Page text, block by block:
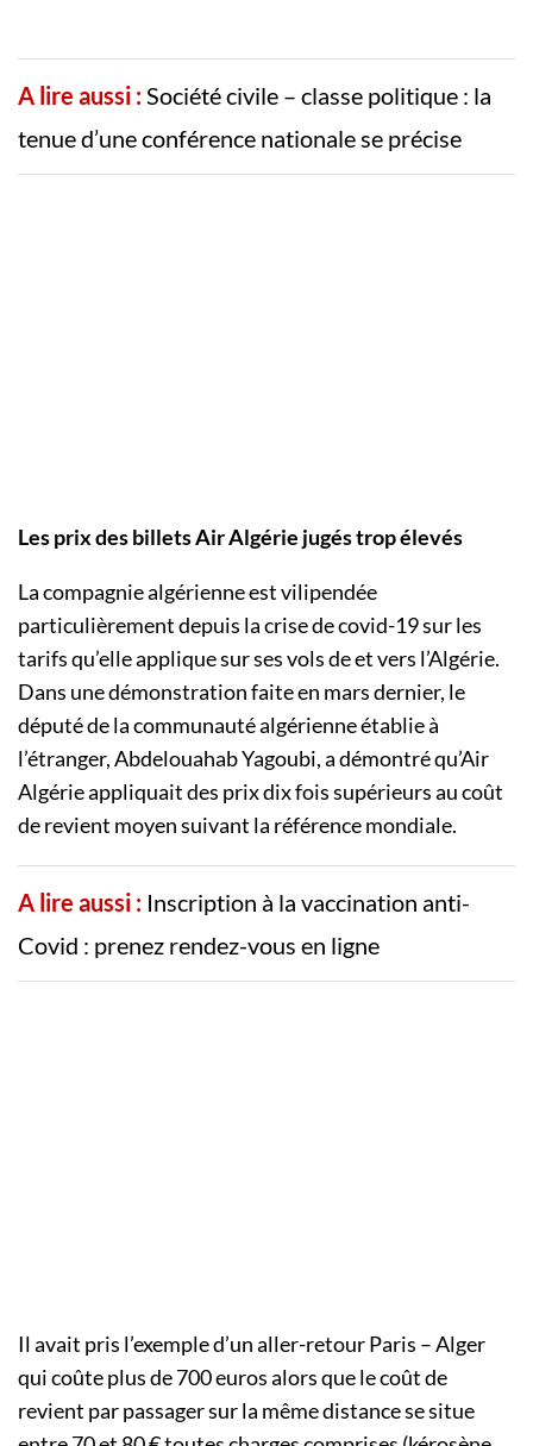
A lire aussi :Société civile – classe politique : la
tenue d’une conférence nationale se précise
Les prix des billets Air Algérie jugés trop élevés
La compagnie algérienne est vilipendée
particulièrement depuis la crise de covid-19 sur les
tarifs qu’elle applique sur ses vols de et vers l’Algérie.
Dans une démonstration faite en mars dernier, le
député de la communauté algérienne établie à
l’étranger, Abdelouahab Yagoubi, a démontré qu’Air
Algérie appliquait des prix dix fois supérieurs au coût
de revient moyen suivant la référence mondiale.
A lire aussi : Inscription à la vaccination anti-
Covid : prenez rendez-vous en ligne
Il avait pris l’exemple d’un aller-retour Paris – Alger
qui coûte plus de 700 euros alors que le coût de
revient par passager sur la même distance se situe